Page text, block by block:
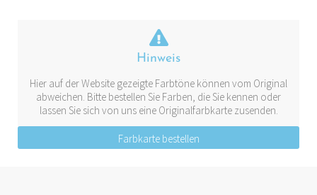
Hinweis
Hier auf der Website gezeigte Farbtöne können vom Original
abweichen. Bitte bestellen Sie Farben, die Sie kennen oder
lassen Sie sich von uns eine Originalfarbkarte zusenden.
Farbkarte bestellen